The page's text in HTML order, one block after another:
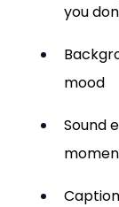
you
mood
Sound